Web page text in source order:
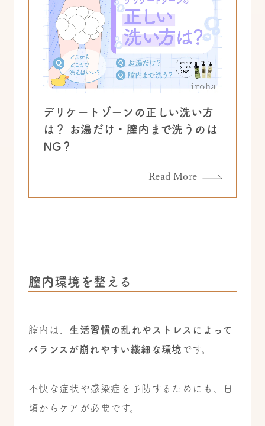
デリケートゾーンの正しい洗い方
は？ お湯だけ・膣内まで洗うのは
NG？
Read More
膣内環境を整える
膣内は、 生活習慣の乱れやストレスによって
バランスが崩れやすい繊細な環境 です。
不快な症状や感染症を予防するためにも、日
頃からケアが必要です。